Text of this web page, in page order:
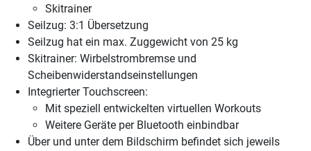
Skitrainer
Seilzug: 3:1 Übersetzung
Seilzug hat ein max. Zuggewicht von 25 kg
Skitrainer: Wirbelstrombremse und
Scheibenwiderstandseinstellungen
Integrierter Touchscreen:
Mit speziell entwickelten virtuellen Workouts
Weitere Geräte per Bluetooth einbindbar
Über und unter dem Bildschirm befindet sich jeweils